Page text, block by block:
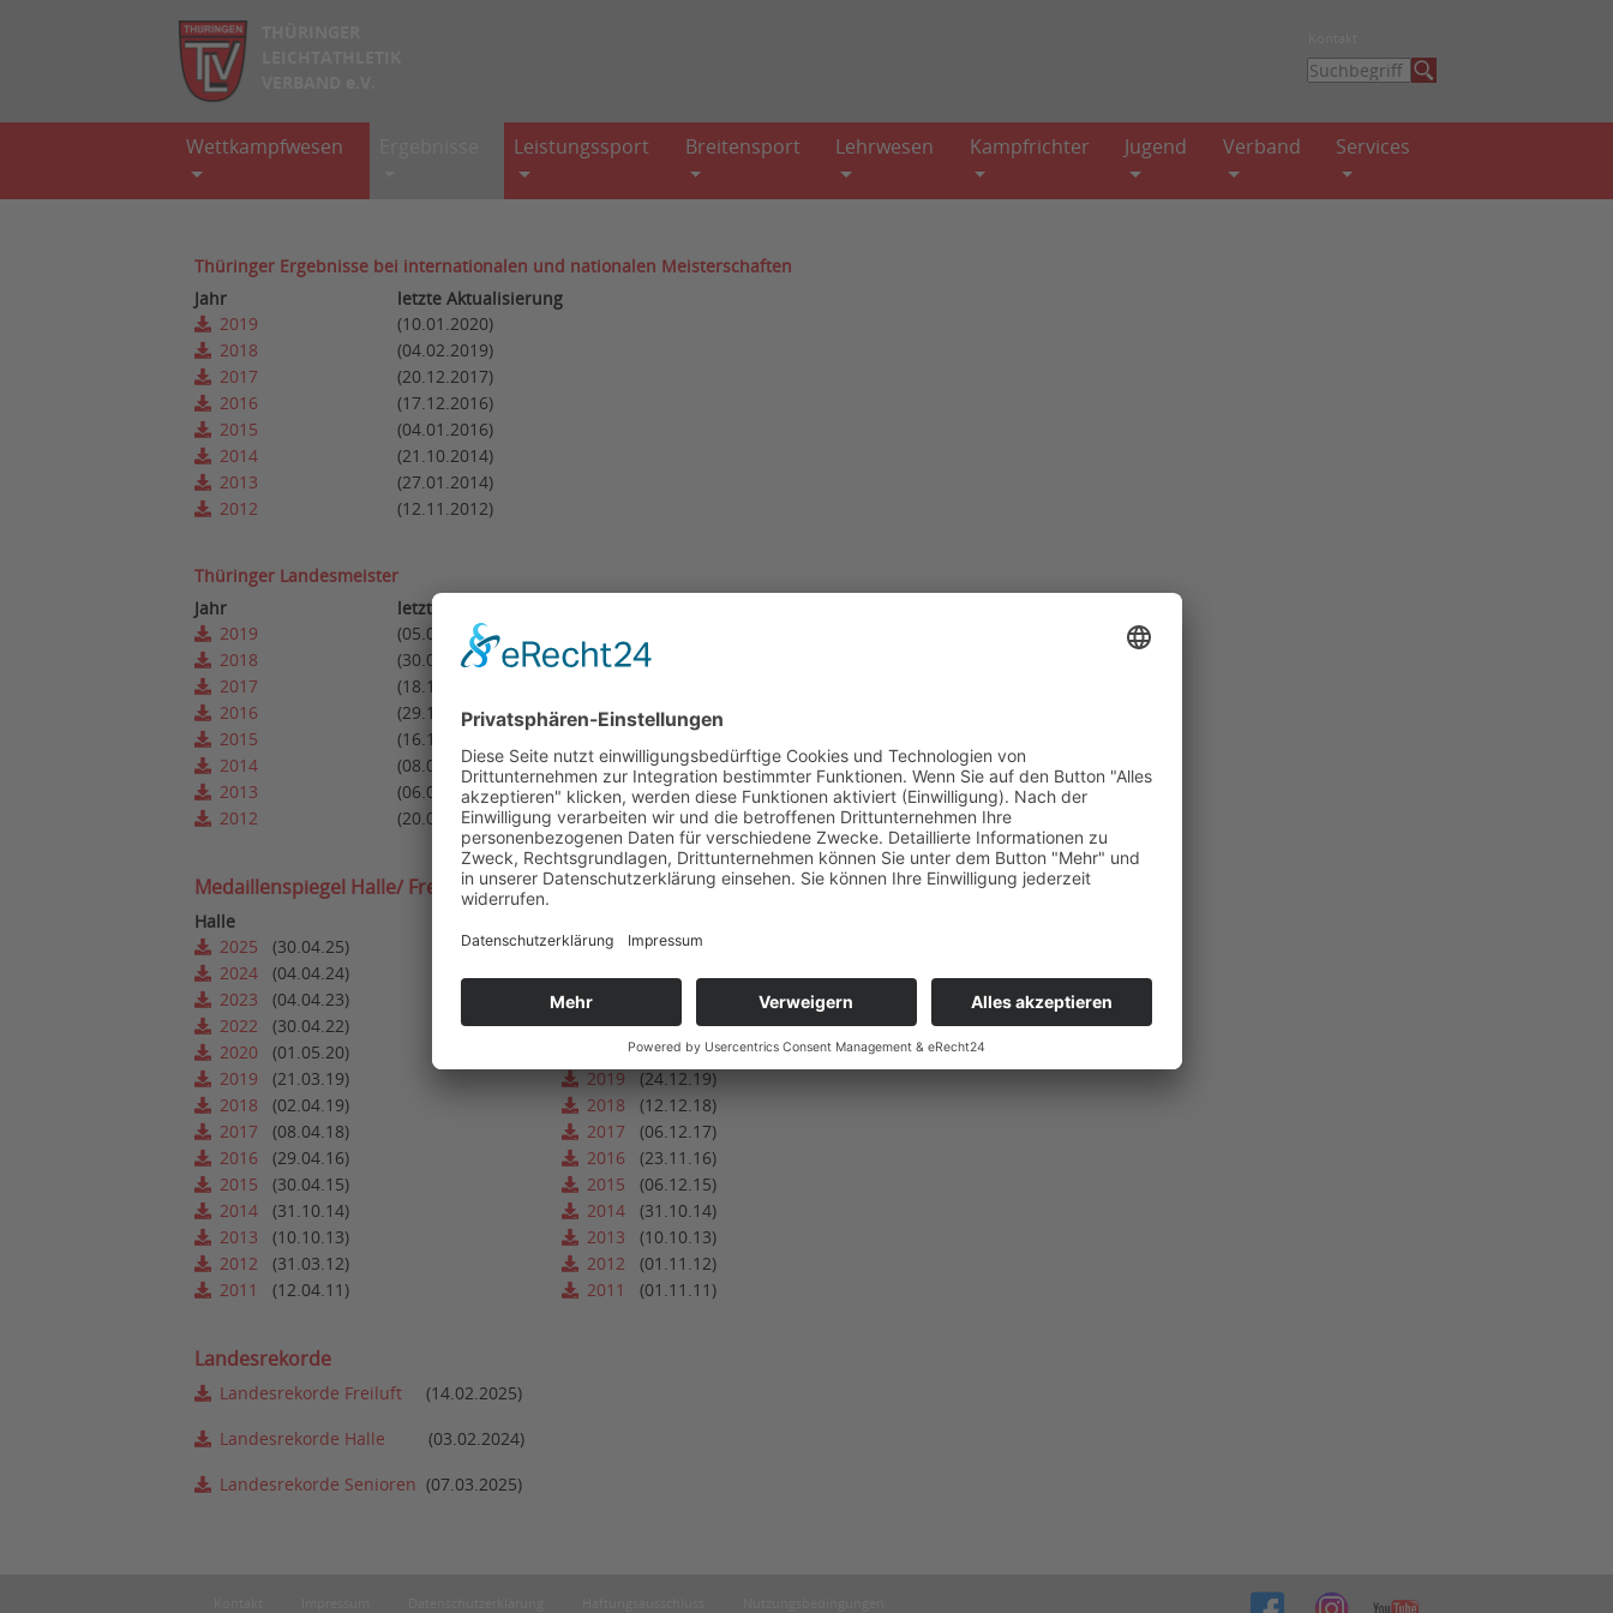
Wettkampfwesen Leistungssport Breitensport Lehrwesen Kampfrichter Jugend Verband Services
Thüringer Ergebnisse bei internationalen und nationalen Meisterschaften
Jahr
letzte Aktualisierung
2019
(10.01.2020)
2018
(04.02.2019)
2017
(20.12.2017)
2016
(17.12.2016)
2015
(04.01.2016)
2014
(21.10.2014)
2013
(27.01.2014)
2012
(12.11.2012)
Thüringer Landesmeister
Jahr
letzte Aktualisierung
2019
(05.01.2020)
2018
(30.01.2019)
2017
(18.11.2017)
2016
(29.12.2016)
2015
(16.11.2015)
2014
(08.02.2015)
2013
(06.01.2014)
2012
(20.03.2012)
Medaillenspiegel Halle/ Freiluft
Halle
2025 (30.04.25) 2025
(31.03.26)
2024 (04.04.24) 2024(17.11.24)
2023 (04.04.23) 2023
2022 (30.04.22) 2022(15.10.22)
2020 (01.05.20)
2019 (21.03.19) 2019 (24.12.19)
2018 (02.04.19) 2018 (12.12.18)
2017 (08.04.18) 2017 (06.12.17)
2016 (29.04.16) 2016 (23.11.16)
2015 (30.04.15) 2015 (06.12.15)
2014 (31.10.14) 2014 (31.10.14)
2013 (10.10.13) 2013 (10.10.13)
2012 (31.03.12) 2012 (01.11.12)
2011
(12.04.11) 2011 (01.11.11)
Landesrekorde
Landesrekorde Freiluft (14.02.2025)
Landesrekorde Halle (03.02.2024)
Landesrekorde Senioren (07.03.2025)